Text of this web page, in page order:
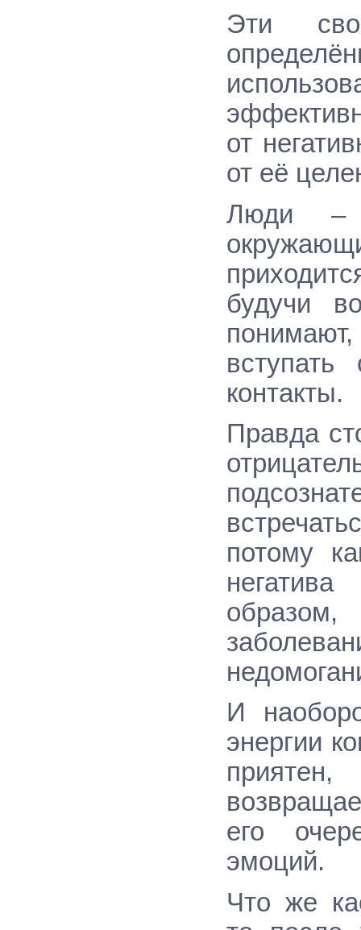
Эти
от
от её
Люди –
будучи
контакты.
Правда
потому
образом,
И
энергии
его
эмоций.
Что же